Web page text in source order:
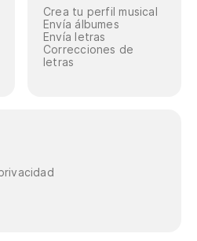
Crea tu perfil musical
Envía álbumes
Envía letras
Correcciones de
letras